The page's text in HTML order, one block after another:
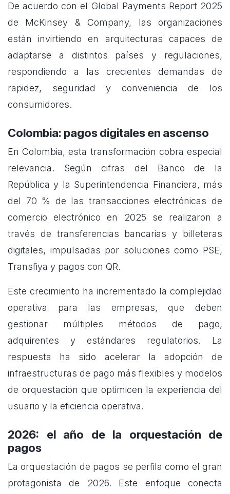
De acuerdo con el Global Payments Report 2025
de McKinsey & Company, las organizaciones
están invirtiendo en arquitecturas capaces de
adaptarse a distintos países y regulaciones,
respondiendo a las crecientes demandas de
rapidez, seguridad y conveniencia de los
consumidores.
Colombia: pagos digitales en ascenso
En Colombia, esta transformación cobra especial
relevancia. Según cifras del Banco de la
República y la Superintendencia Financiera, más
del 70 % de las transacciones electrónicas de
comercio electrónico en 2025 se realizaron a
través de transferencias bancarias y billeteras
digitales, impulsadas por soluciones como PSE,
Transfiya y pagos con QR.
Este crecimiento ha incrementado la complejidad
operativa para las empresas, que deben
gestionar múltiples métodos de pago,
adquirentes y estándares regulatorios. La
respuesta ha sido acelerar la adopción de
infraestructuras de pago más flexibles y modelos
de orquestación que optimicen la experiencia del
usuario y la eficiencia operativa.
2026: el año de la orquestación de
pagos
La orquestación de pagos se perfila como el gran
protagonista de 2026. Este enfoque conecta